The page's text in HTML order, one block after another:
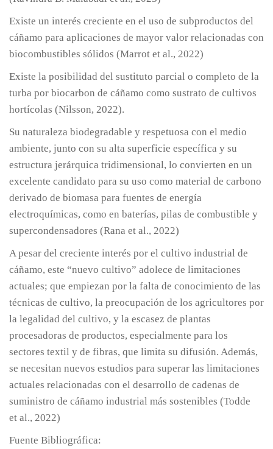
Existe un interés creciente en el uso de subproductos del
cáñamo para aplicaciones de mayor valor relacionadas con
biocombustibles sólidos (Marrot et al., 2022)
Existe la posibilidad del sustituto parcial o completo de la
turba por biocarbon de cáñamo como sustrato de cultivos
hortícolas (Nilsson, 2022).
Su naturaleza biodegradable y respetuosa con el medio
ambiente, junto con su alta superficie específica y su
estructura jerárquica tridimensional, lo convierten en un
excelente candidato para su uso como material de carbono
derivado de biomasa para fuentes de energía
electroquímicas, como en baterías, pilas de combustible y
supercondensadores (Rana et al., 2022)
A pesar del creciente interés por el cultivo industrial de
cáñamo, este “nuevo cultivo” adolece de limitaciones
actuales; que empiezan por la falta de conocimiento de las
técnicas de cultivo, la preocupación de los agricultores por
la legalidad del cultivo, y la escasez de plantas
procesadoras de productos, especialmente para los
sectores textil y de fibras, que limita su difusión. Además,
se necesitan nuevos estudios para superar las limitaciones
actuales relacionadas con el desarrollo de cadenas de
suministro de cáñamo industrial más sostenibles (Todde
et al., 2022)
Fuente Bibliográfica: